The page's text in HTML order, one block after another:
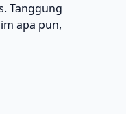
Tanggung
apa pun,